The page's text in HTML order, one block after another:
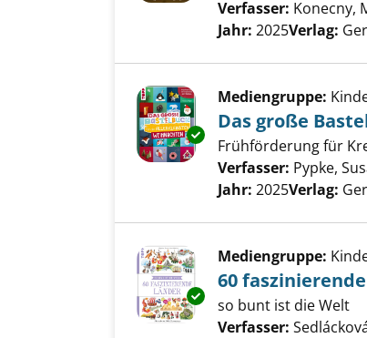
Verfasser: Konecny,
Jahr: 2025Verlag:
Exemplar-Details von
Mediengruppe:
Das große
Frühförderung für
Verfasser: Pypke,
Jahr: 2025Verlag:
Exemplar-Details von 60
Mediengruppe:
60
so bunt ist die Welt
Verfasser: